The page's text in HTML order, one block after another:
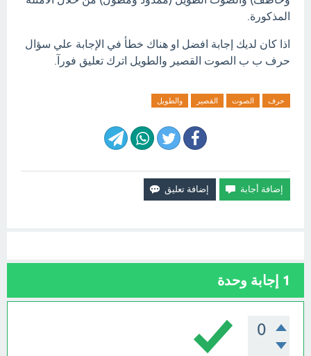
المذكورة.
اذا كان لديك إجابة افضل او هناك خطأ في الإجابة علي سؤال
حرف ب ب الصوت القصير والطويل اترك تعليق فورآ.
حرف الصوت القصير والطويل
1 إجابة وحدة
0